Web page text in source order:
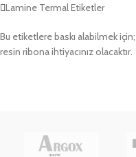
Lamine Termal Etiketler
Bu etiketlere baskı alabilmek
resin ribona ihtiyacınız olacaktır.